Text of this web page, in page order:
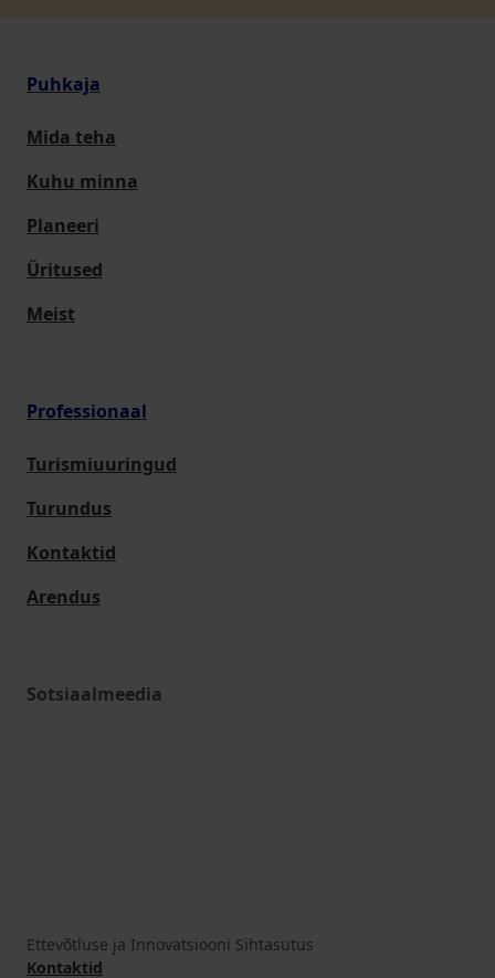
Puhkaja
Mida teha
Kuhu minna
Planeeri
Üritused
Meist
Professionaal
Turismiuuringud
Turundus
Kontaktid
Arendus
Sotsiaalmeedia
Ettevõtluse ja Innovatsiooni Sihtasutus
Kontaktid